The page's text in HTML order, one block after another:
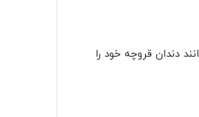
دندان قروچه خود را